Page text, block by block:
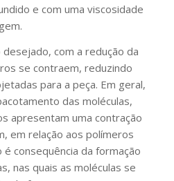
e com uma viscosidade
com a redução da
se contraem, reduzindo
para a peça. Em geral,
das moléculas,
apresentam uma contração
em relação aos polímeros
consequência da formação
nas quais as moléculas se